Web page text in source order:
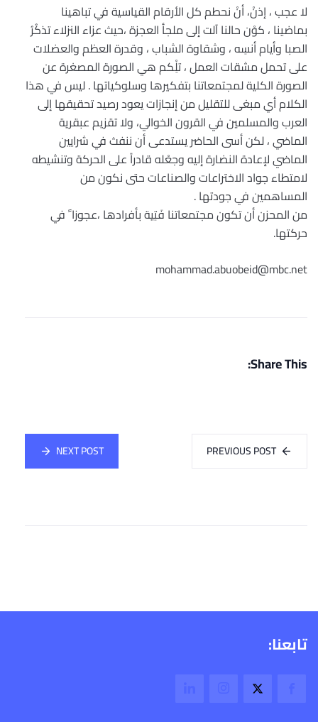
لا عجب ، إذنْ، أنْ نحطم كل الأرقام القياسية في تباهينا
بماضينا ، كوْن حالنا آلت إلى ملجأ العجزة ،حيث عزاء النزلاء تذكُرُ
الصبا وأيام أنسِه ، وشقاوة الشباب ، وقدرة العظم والعضلات
على تحمل مشقات العمل ، تلِْكم هي الصورة المصغرة عن
الصورة الكلية لمجتمعاتنا بتفكيرها وسلوكياتها . ليس في هذا
الكلام أي مبغى للتقليل من إنجازات يعود رصيد تحقيقها إلى
العرب والمسلمين في القرون الخوالي، ولا تقزيم عبقرية
الماضي ، لكن أسى الحاضر يستدعى أن ننفث في شرايين
الماضي لإعادة النضارة إليه وجعْله قادراً على الحركة وتنشيطه
لامتطاء جواد الاختراعات والصناعات حتى نكون من
المساهمين في جودتها .
من المحزن أن تكون مجتمعاتنا فَتِية بأفرادها ،عجوزا ً في
حركتها.
mohammad.abuobeid@mbc.net
Share This:
PREVIOUS POST
NEXT POST
تابعنا: